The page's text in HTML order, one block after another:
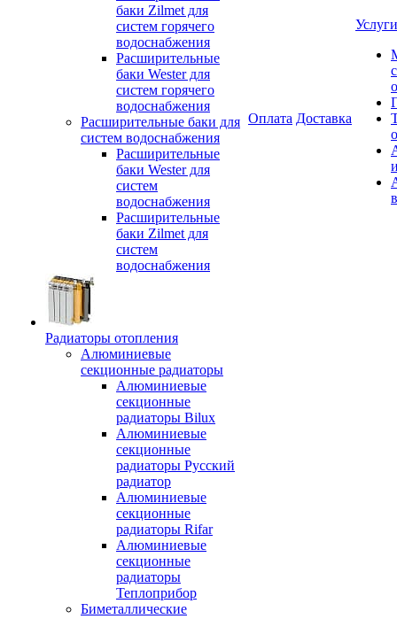
баки Zilmet для
систем горячего
водоснабжения
Расширительные
баки Wester для
систем горячего
водоснабжения
Расширительные баки для
систем водоснабжения
Расширительные
баки Wester для
систем
водоснабжения
Расширительные
баки Zilmet для
систем
водоснабжения
Радиаторы отопления
Алюминиевые
секционные радиаторы
Алюминиевые
секционные
радиаторы Bilux
Алюминиевые
секционные
радиаторы Русский
радиатор
Алюминиевые
секционные
радиаторы Rifar
Алюминиевые
секционные
радиаторы
Теплоприбор
Биметаллические
Оплата Доставка
Услуги